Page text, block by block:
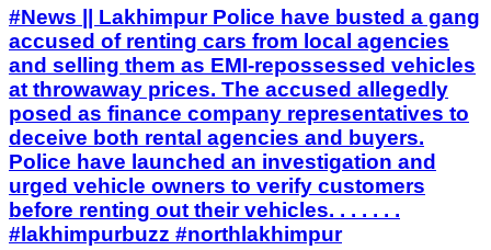
#News || Lakhimpur Police have busted a gang
accused of renting cars from local agencies
and selling them as EMI-repossessed vehicles
at throwaway prices. The accused allegedly
posed as finance company representatives to
deceive both rental agencies and buyers.
Police have launched an investigation and
urged vehicle owners to verify customers
before renting out their vehicles. . . . . . .
#lakhimpurbuzz #northlakhimpur